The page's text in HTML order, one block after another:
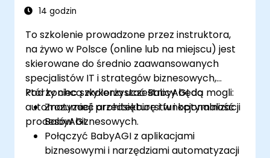
14 godzin
To szkolenie prowadzone przez instruktora,
na żywo w Polsce (online lub na miejscu) jest
skierowane do średnio zaawansowanych
specjalistów IT i strategów biznesowych,
którzy chcą wykorzystać BabyAGI do
automatyzacji przedsiębiorstw i optymalizacji
procesów biznesowych.
Pod koniec szkolenia uczestnicy będą mogli:
Zrozumieć architekturę i funkcjonalność
BabyAGI.
Połączyć BabyAGI z aplikacjami
biznesowymi i narzędziami automatyzacji